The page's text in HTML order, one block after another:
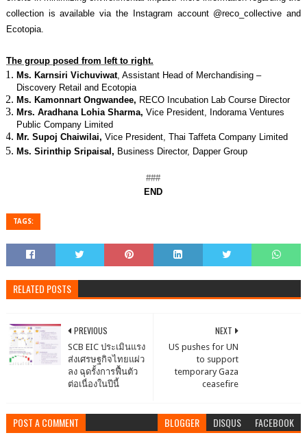
collection is available via the Instagram account @reco_collective and
Ecotopia.
The group posed from left to right.
Ms. Karnsiri Vichuviwat, Assistant Head of Merchandising –
Discovery Retail and Ecotopia
Ms. Kamonnart Ongwandee, RECO Incubation Lab Course Director
Mrs. Aradhana Lohia Sharma, Vice President, Indorama Ventures
Public Company Limited
Mr. Supoj Chaiwilai, Vice President, Thai Taffeta Company Limited
Ms. Sirinthip Sripaisal, Business Director, Dapper Group
###
END
TAGS:
RELATED POSTS
NEXT
US pushes for UN
to support
temporary Gaza
ceasefire
PREVIOUS
SCB EIC ประเมินแรง
ส่งเศรษฐกิจไทยแผ่ว
ลง ฉุดรั้งการฟื้นตัว
ต่อเนื่องในปีนี้
POST A COMMENT BLOGGER DISQUS FACEBOOK